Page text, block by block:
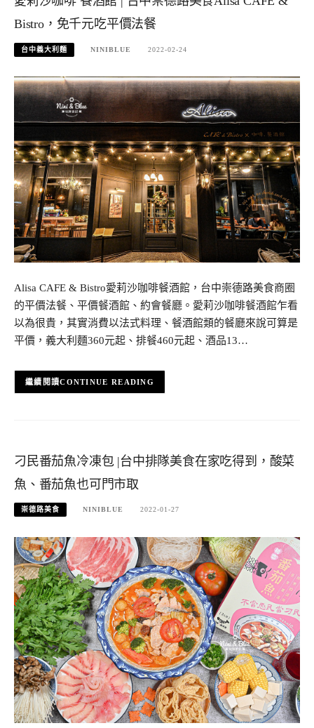
Bistro，免千元吃平價法餐
台中義大利麵 NINIBLUE 2022-02-24
Alisa CAFE & Bistro愛莉沙咖啡餐酒館，台中崇德路美食商圈
的平價法餐、平價餐酒館、約會餐廳。愛莉沙咖啡餐酒館乍看
以為很貴，其實消費以法式料理、餐酒館類的餐廳來說可算是
平價，義大利麵360元起、排餐460元起、酒品13…
CONTINUE READING
刁民番茄魚冷凍包 |台中排隊美食在家吃得到，酸菜
魚、番茄魚也可門市取
崇德路美食 NINIBLUE 2022-01-27